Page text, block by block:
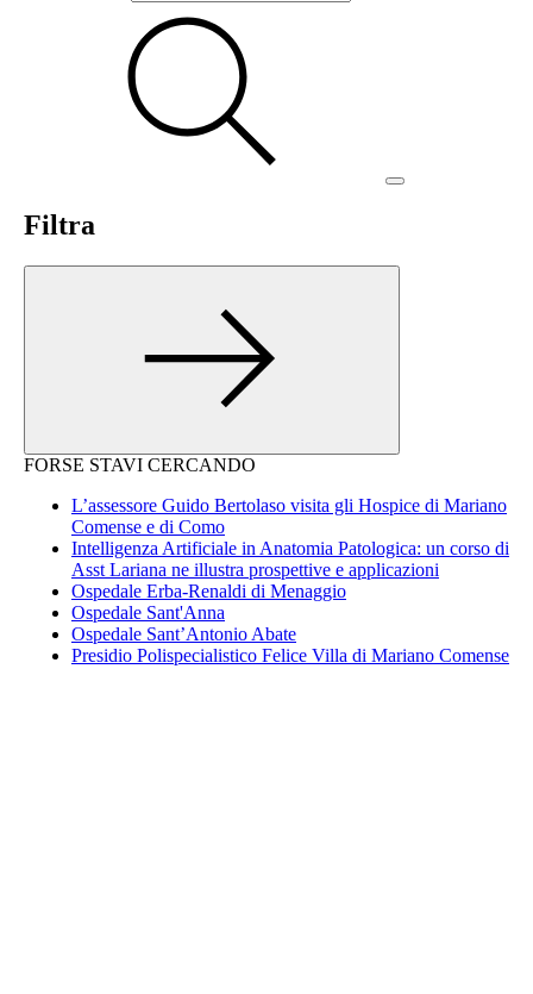
Filtra
FORSE STAVI CERCANDO
L’assessore Guido Bertolaso visita gli Hospice di Mariano
Comense e di Como
Intelligenza Artificiale in Anatomia Patologica: un corso di
Asst Lariana ne illustra prospettive e applicazioni
Ospedale Erba-Renaldi di Menaggio
Ospedale Sant'Anna
Ospedale Sant’Antonio Abate
Presidio Polispecialistico Felice Villa di Mariano Comense